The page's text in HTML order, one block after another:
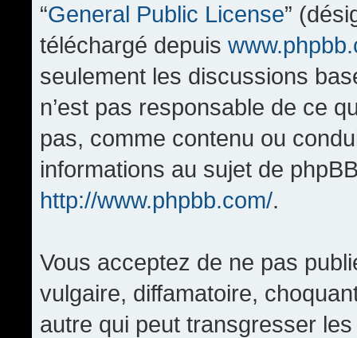
“General Public License”
téléchargé depuis
seulement les discussions
n’est pas responsable de ce
pas, comme contenu ou
informations au sujet de
http://www.phpbb.com/.
Vous acceptez de ne pas
vulgaire, diffamatoire,
autre qui peut transgresser